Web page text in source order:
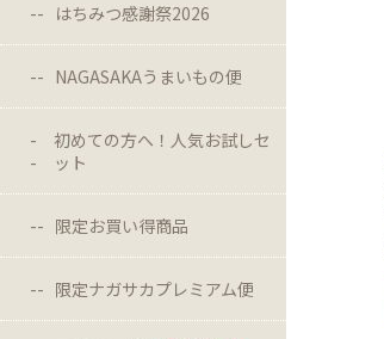
はちみつ感謝祭2026
NAGASAKAうまいもの便
初めての方へ！人気お試しセ
ット
限定お買い得商品
限定ナガサカプレミアム便